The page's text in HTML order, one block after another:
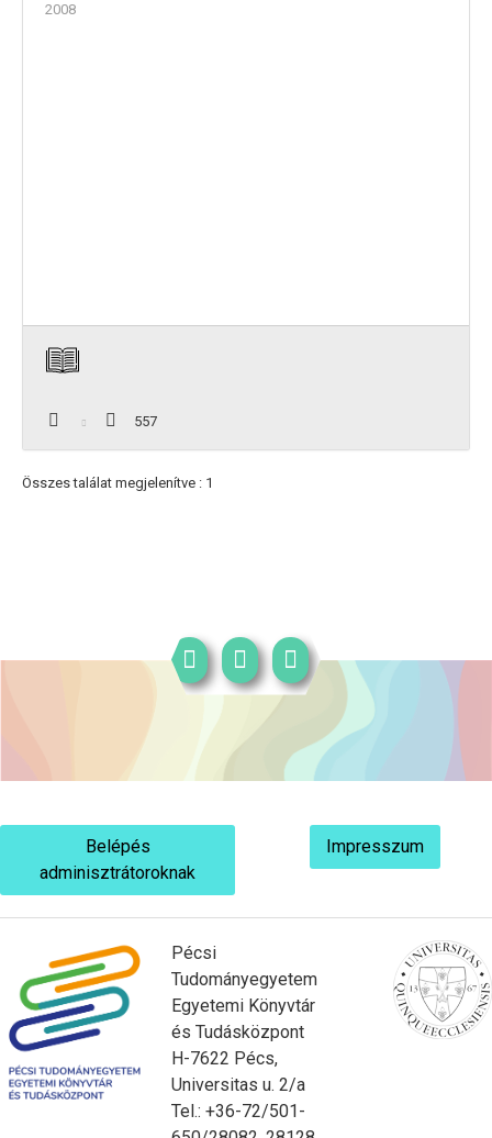
2008
557
Összes találat megjelenítve : 1
Belépés
adminisztrátoroknak
Impresszum
Pécsi
Tudományegyetem
Egyetemi Könyvtár
és Tudásközpont
H-7622 Pécs,
Universitas u. 2/a
Tel.: +36-72/501-